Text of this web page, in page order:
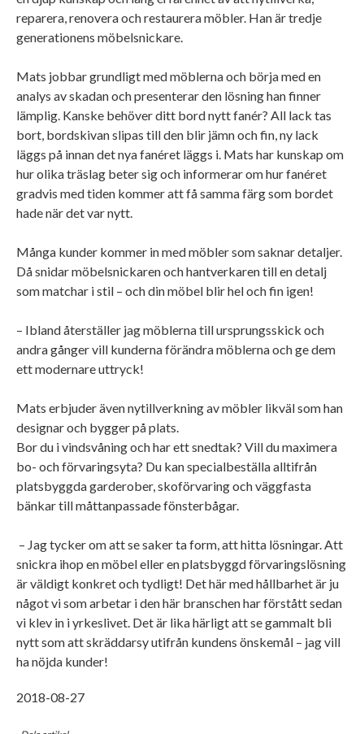
reparera, renovera och restaurera möbler. Han är tredje
generationens möbelsnickare.
Mats jobbar grundligt med möblerna och börja med en
analys av skadan och presenterar den lösning han finner
lämplig. Kanske behöver ditt bord nytt fanér? All lack tas
bort, bordskivan slipas till den blir jämn och fin, ny lack
läggs på innan det nya fanéret läggs i. Mats har kunskap om
hur olika träslag beter sig och informerar om hur fanéret
gradvis med tiden kommer att få samma färg som bordet
hade när det var nytt.
Många kunder kommer in med möbler som saknar detaljer.
Då snidar möbelsnickaren och hantverkaren till en detalj
som matchar i stil – och din möbel blir hel och fin igen!
– Ibland återställer jag möblerna till ursprungsskick och
andra gånger vill kunderna förändra möblerna och ge dem
ett modernare uttryck!
Mats erbjuder även nytillverkning av möbler likväl som han
designar och bygger på plats.
Bor du i vindsvåning och har ett snedtak? Vill du maximera
bo- och förvaringsyta? Du kan specialbeställa alltifrån
platsbyggda garderober, skoförvaring och väggfasta
bänkar till måttanpassade fönsterbågar.
– Jag tycker om att se saker ta form, att hitta lösningar. Att
snickra ihop en möbel eller en platsbyggd förvaringslösning
är väldigt konkret och tydligt! Det här med hållbarhet är ju
något vi som arbetar i den här branschen har förstått sedan
vi klev in i yrkeslivet. Det är lika härligt att se gammalt bli
nytt som att skräddarsy utifrån kundens önskemål – jag vill
ha nöjda kunder!
2018-08-27